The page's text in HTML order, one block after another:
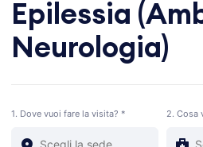
Epilessia
Neurologia)
1. Dove vuoi fare la visita? * 2. Cosa